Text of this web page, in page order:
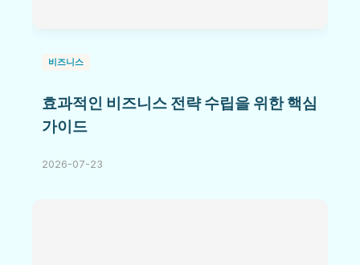
비즈니스
효과적인 비즈니스 전략 수립을 위한 핵심
가이드
2026-07-23